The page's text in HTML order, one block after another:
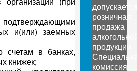
и(или) заемных
счетам в банках,
книжек;
допускается
розничная
продажа
продукции
комиссия